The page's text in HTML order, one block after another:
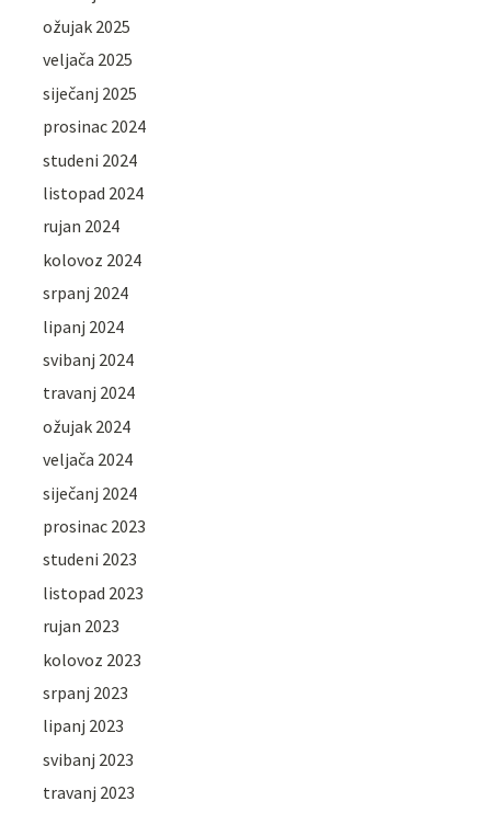
ožujak 2025
veljača 2025
siječanj 2025
prosinac 2024
studeni 2024
listopad 2024
rujan 2024
kolovoz 2024
srpanj 2024
lipanj 2024
svibanj 2024
travanj 2024
ožujak 2024
veljača 2024
siječanj 2024
prosinac 2023
studeni 2023
listopad 2023
rujan 2023
kolovoz 2023
srpanj 2023
lipanj 2023
svibanj 2023
travanj 2023